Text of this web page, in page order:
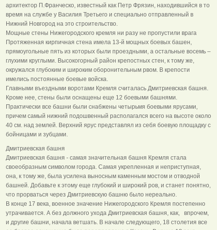
архитектор П.Франческо, известный как Петр Фрязин, находившийся в то
время на службе у Василия Третьего и специально отправленный в
Нижний Новгород на это строительство.
Мощные стены Нижегородского кремля ни разу не пропустили врага
Протяженная кирпичная стена имела 13-й мощных боевых башен,
прямоугольные пять из которых были проездными, а остальные восемь –
глухими круглыми. Высокогорный район крепостных стен, к тому же,
окружался глубоким и широким оборонительным рвом. В крепости
имелись постоянные боевые войска.
Главными въездными воротами Кремля считалась Дмитриевская башня.
Кроме нее, стены были оснащены еще 12 боевыми башнями.
Практически все башни были снабжены четырьмя боевыми ярусами,
причем самый нижний подошвенный располагался всего на высоте около
40 см. над землей. Верхний ярус представлял из себя боевую площадку с
бойницами и зубцами.
Дмитриевская башня
Дмитриевская башня - самая значительная башня Кремля стала
своеобразным символом города. Самая укрепленная и неприступная,
она, к тому же, была усилена выносным каменным мостом и отводной
башней. Добавьте к этому еще глубокий и широкий ров, и станет понятно,
что прорваться через Дмитриевскую башню было нереально.
В конце 17 века, военное значение Нижегородского Кремля постепенно
утрачивается. А без должного ухода Дмитриевская башня, как, впрочем,
и другие башни, начала ветшать. В начале следующего, 18 столетия все